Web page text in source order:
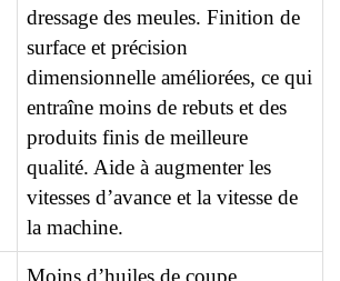
dressage des meules. Finition de
surface et précision
dimensionnelle améliorées, ce qui
entraîne moins de rebuts et des
produits finis de meilleure
qualité. Aide à augmenter les
vitesses d’avance et la vitesse de
la machine.
Moins d’huiles de coupe